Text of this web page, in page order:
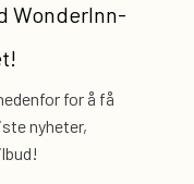
WonderInn-
for å få
nyheter,